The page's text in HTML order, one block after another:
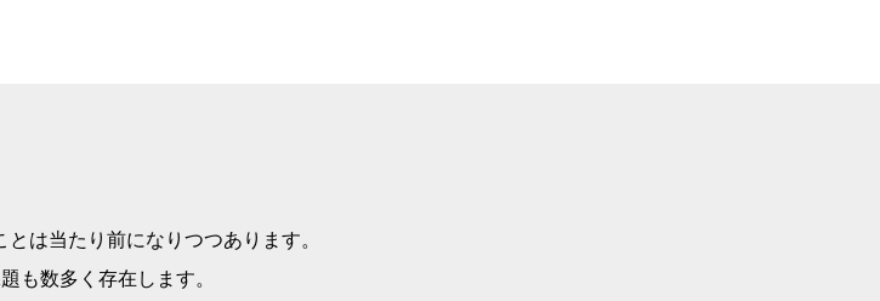
は当たり前になりつつあります。
も数多く存在します。